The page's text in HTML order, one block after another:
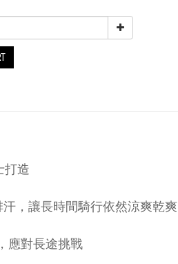
打造
汗，讓長時間騎行依然涼爽乾爽
應對長途挑戰